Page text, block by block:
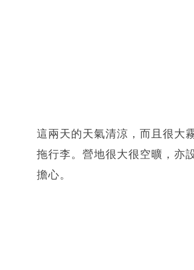
這兩天的天氣清涼，而且很大
拖行李。營地很大很空曠，亦
擔心。